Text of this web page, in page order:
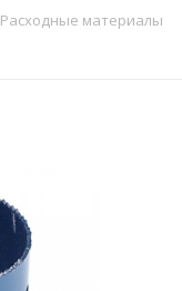
Расходные материалы